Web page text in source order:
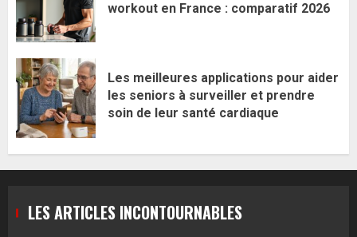
workout en France : comparatif 2026
Les meilleures applications pour aider
les seniors à surveiller et prendre
soin de leur santé cardiaque
LES ARTICLES INCONTOURNABLES